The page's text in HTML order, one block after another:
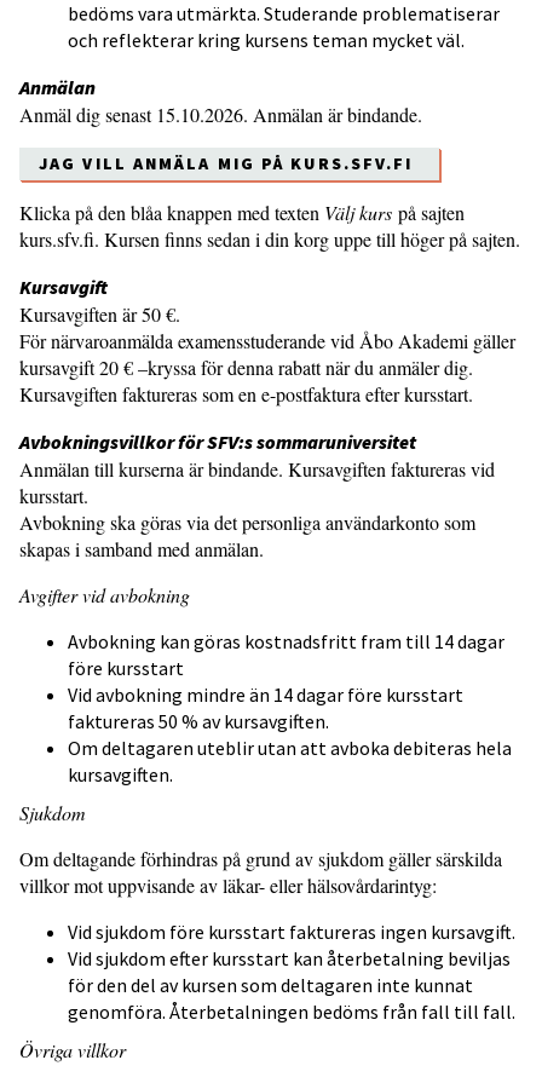
bedöms vara utmärkta. Studerande problematiserar
och reflekterar kring kursens teman mycket väl.
Anmälan
Anmäl dig senast 15.10.2026. Anmälan är bindande.
JAG VILL ANMÄLA MIG PÅ KURS.SFV.FI
Klicka på den blåa knappen med texten Välj kurs på sajten
kurs.sfv.fi. Kursen finns sedan i din korg uppe till höger på sajten.
Kursavgift
Kursavgiften är 50 €.
För närvaroanmälda examensstuderande vid Åbo Akademi gäller
kursavgift 20 € –kryssa för denna rabatt när du anmäler dig.
Kursavgiften faktureras som en e-postfaktura efter kursstart.
Avbokningsvillkor för SFV:s sommaruniversitet
Anmälan till kurserna är bindande. Kursavgiften faktureras vid
kursstart.
Avbokning ska göras via det personliga användarkonto som
skapas i samband med anmälan.
Avgifter vid avbokning
Avbokning kan göras kostnadsfritt fram till 14 dagar
före kursstart
Vid avbokning mindre än 14 dagar före kursstart
faktureras 50 % av kursavgiften.
Om deltagaren uteblir utan att avboka debiteras hela
kursavgiften.
Sjukdom
Om deltagande förhindras på grund av sjukdom gäller särskilda
villkor mot uppvisande av läkar- eller hälsovårdarintyg:
Vid sjukdom före kursstart faktureras ingen kursavgift.
Vid sjukdom efter kursstart kan återbetalning beviljas
för den del av kursen som deltagaren inte kunnat
genomföra. Återbetalningen bedöms från fall till fall.
Övriga villkor